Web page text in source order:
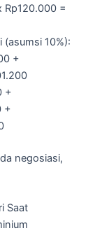
Rp120.000 =
10%):
+
+
+
negosiasi,
Saat